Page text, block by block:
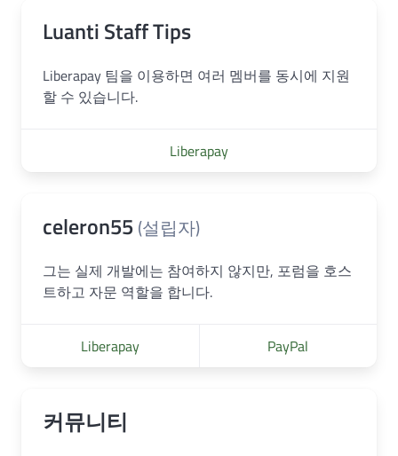
Luanti Staff Tips
Liberapay 팀을 이용하면 여러 멤버를 동시에 지원
할 수 있습니다.
Liberapay
celeron55(설립자)
그는 실제 개발에는 참여하지 않지만, 포럼을 호스
트하고 자문 역할을 합니다.
Liberapay PayPal
커뮤니티